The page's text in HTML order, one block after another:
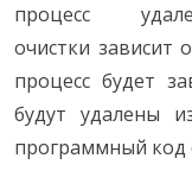
процесс
очистки зависит
процесс будет
будут удалены
программный код